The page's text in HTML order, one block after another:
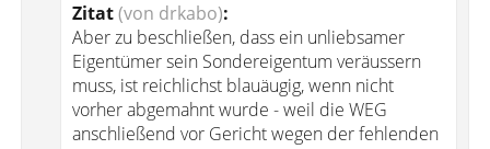
Zitat(von drkabo):
Aber zu beschließen, dass ein unliebsamer
Eigentümer sein Sondereigentum veräussern
muss, ist reichlichst blauäugig, wenn nicht
vorher abgemahnt wurde - weil die WEG
anschließend vor Gericht wegen der fehlenden